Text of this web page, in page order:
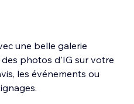
une belle galerie
photos d'IG sur votre
les événements ou